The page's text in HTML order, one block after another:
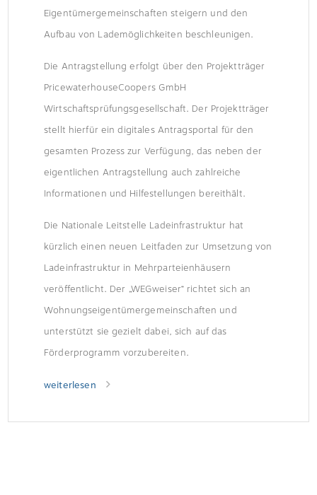
Eigentümergemeinschaften steigern und den
Aufbau von Lademöglichkeiten beschleunigen.
Die Antragstellung erfolgt über den Projektträger
PricewaterhouseCoopers GmbH
Wirtschaftsprüfungsgesellschaft. Der Projektträger
stellt hierfür ein digitales Antragsportal für den
gesamten Prozess zur Verfügung, das neben der
eigentlichen Antragstellung auch zahlreiche
Informationen und Hilfestellungen bereithält.
Die Nationale Leitstelle Ladeinfrastruktur hat
kürzlich einen neuen Leitfaden zur Umsetzung von
Ladeinfrastruktur in Mehrparteienhäusern
veröffentlicht. Der „WEGweiser“ richtet sich an
Wohnungseigentümergemeinschaften und
unterstützt sie gezielt dabei, sich auf das
Förderprogramm vorzubereiten.
weiterlesen